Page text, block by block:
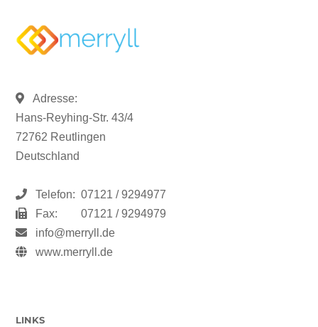
Adresse:
Hans-Reyhing-Str. 43/4
72762 Reutlingen
Deutschland
Telefon: 07121 / 9294977
Fax:
07121 / 9294979
info@merryll.de
www.merryll.de
LINKS